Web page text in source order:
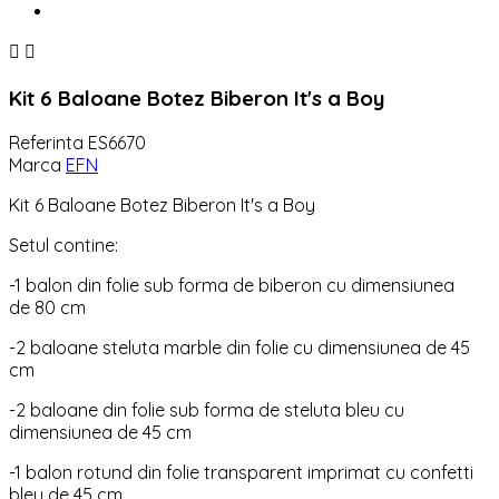
 
Kit 6 Baloane Botez Biberon It's a Boy
Referinta ES6670
Marca EFN
Kit 6 Baloane Botez Biberon It's a Boy
Setul contine:
-1 balon din folie sub forma de biberon cu dimensiunea
de 80 cm
-2 baloane steluta marble din folie cu dimensiunea de 45
cm
-2 baloane din folie sub forma de steluta bleu cu
dimensiunea de 45 cm
-1 balon rotund din folie transparent imprimat cu confetti